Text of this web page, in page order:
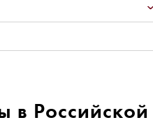
в Российской